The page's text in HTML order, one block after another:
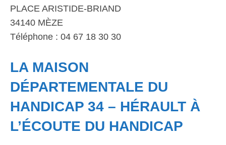
PLACE ARISTIDE-BRIAND
34140 MÈZE
Téléphone : 04 67 18 30 30
LA MAISON
DÉPARTEMENTALE DU
HANDICAP 34 – HÉRAULT À
L’ÉCOUTE DU HANDICAP